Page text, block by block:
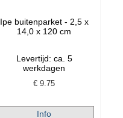
Ipe buitenparket - 2,5 x
14,0 x 120 cm
Levertijd: ca. 5
werkdagen
€9.75